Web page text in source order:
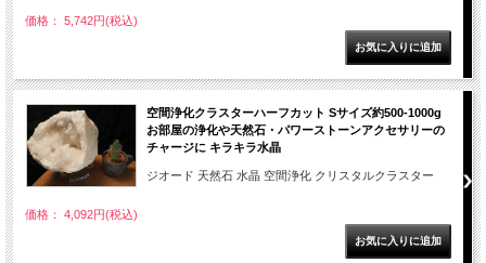
価格： 5,742円(税込)
空間浄化クラスターハーフカット Sサイズ約500-1000g
お部屋の浄化や天然石・パワーストーンアクセサリーの
チャージに キラキラ水晶
ジオード 天然石 水晶 空間浄化 クリスタルクラスター
価格： 4,092円(税込)